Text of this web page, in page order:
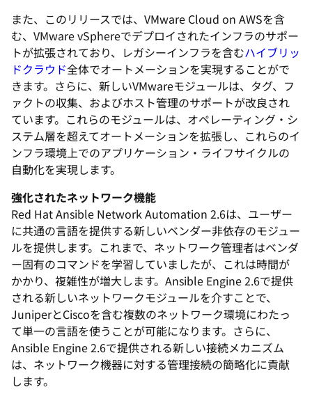
また、このリリースでは、VMware Cloud on AWSを含
む、VMware vSphereでデプロイされたインフラのサポー
トが拡張されており、レガシーインフラを含むハイブリッ
ドクラウド全体でオートメーションを実現することがで
きます。さらに、新しいVMwareモジュールは、タグ、フ
ァクトの収集、およびホスト管理のサポートが改良され
ています。これらのモジュールは、オペレーティング・シ
ステム層を超えてオートメーションを拡張し、これらのイ
ンフラ環境上でのアプリケーション・ライフサイクルの
自動化を実現します。
強化されたネットワーク機能
Red Hat Ansible Network Automation 2.6は、ユーザー
に共通の言語を提供する新しいベンダー非依存のモジュー
ルを提供します。これまで、ネットワーク管理者はベンダ
ー固有のコマンドを学習していましたが、これは時間が
かかり、複雑性が増大します。Ansible Engine 2.6で提供
される新しいネットワークモジュールを介すことで、
JuniperとCiscoを含む複数のネットワーク環境にわたっ
て単一の言語を使うことが可能になります。さらに、
Ansible Engine 2.6で提供される新しい接続メカニズム
は、ネットワーク機器に対する管理接続の簡略化に貢献
します。